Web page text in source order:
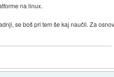
na linux.
se boš pri tem še kaj naučil. Za